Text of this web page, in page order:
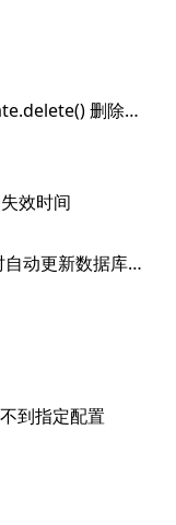
Spring Boot项目中使用RedisTemplate.delete() 删除指定key失败的解决办法
效时间
解决SpringBoot+JPA中使用set方法时自动更新数据库问题
到指定配置